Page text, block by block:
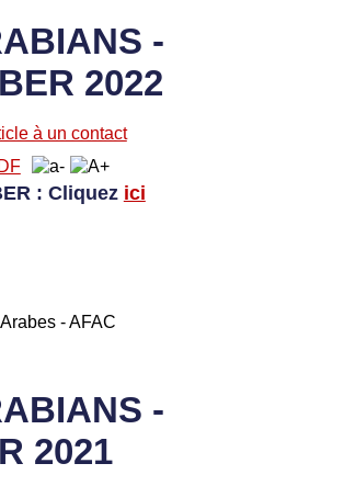
-
2022
: Cliquez ici
Arabes-AFAC
-
2021